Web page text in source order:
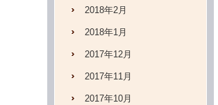
2018年2月
2018年1月
2017年12月
2017年11月
2017年10月